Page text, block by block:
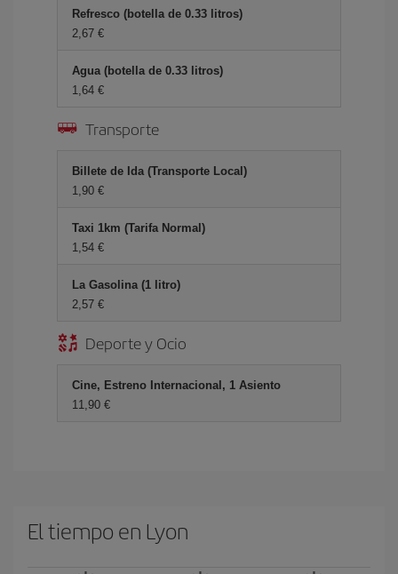
Refresco (botella de 0.33 litros)
2,67 €
Agua (botella de 0.33 litros)
1,64 €
Transporte
Billete de Ida (Transporte Local)
1,90 €
Taxi 1km (Tarifa Normal)
1,54 €
La Gasolina (1 litro)
2,57 €
Deporte y Ocio
Cine, Estreno Internacional, 1 Asiento
11,90 €
El tiempo en Lyon